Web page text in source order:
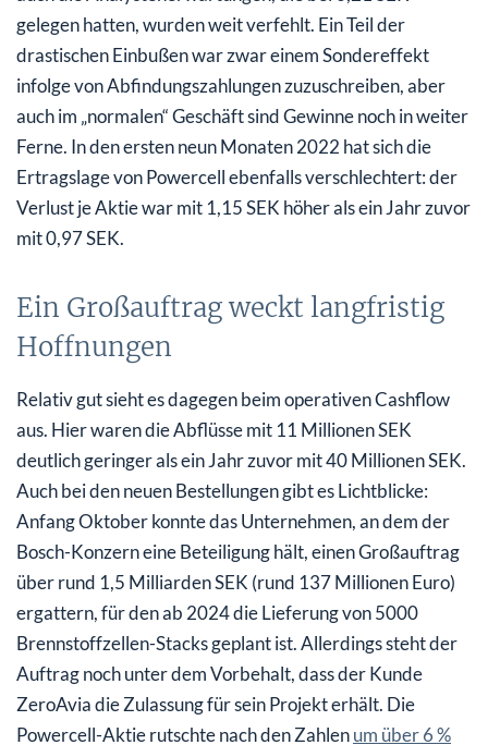
gelegen hatten, wurden weit verfehlt. Ein Teil der
drastischen Einbußen war zwar einem Sondereffekt
infolge von Abfindungszahlungen zuzuschreiben, aber
auch im „normalen“ Geschäft sind Gewinne noch in weiter
Ferne. In den ersten neun Monaten 2022 hat sich die
Ertragslage von Powercell ebenfalls verschlechtert: der
Verlust je Aktie war mit 1,15 SEK höher als ein Jahr zuvor
mit 0,97 SEK.
Ein Großauftrag weckt langfristig
Hoffnungen
Relativ gut sieht es dagegen beim operativen Cashflow
aus. Hier waren die Abflüsse mit 11 Millionen SEK
deutlich geringer als ein Jahr zuvor mit 40 Millionen SEK.
Auch bei den neuen Bestellungen gibt es Lichtblicke:
Anfang Oktober konnte das Unternehmen, an dem der
Bosch-Konzern eine Beteiligung hält, einen Großauftrag
über rund 1,5 Milliarden SEK (rund 137 Millionen Euro)
ergattern, für den ab 2024 die Lieferung von 5000
Brennstoffzellen-Stacks geplant ist. Allerdings steht der
Auftrag noch unter dem Vorbehalt, dass der Kunde
ZeroAvia die Zulassung für sein Projekt erhält. Die
Powercell-Aktie rutschte nach den Zahlenum über 6 %